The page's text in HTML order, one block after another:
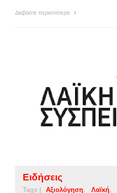
Διαβάστε περισσότερα
Ειδήσεις
Tags | Αξιολόγηση Λαϊκή